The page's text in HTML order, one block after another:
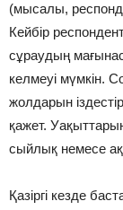
(мысалы,
Кейбір
сұраудың
келмеуі мүмкін.
жолдарын
қажет. Уақыттарын
сыйлық немесе
Қазіргі кезде